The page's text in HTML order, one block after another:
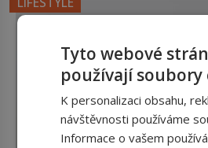
Tyto webové
používají soubory
K personalizaci obsahu,
návštěvnosti používáme
Informace o vašem